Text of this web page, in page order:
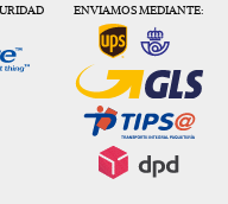
ENVIAMOS MEDIANTE: